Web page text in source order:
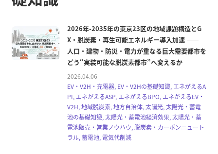
2026年-2035年の東京23区の地域課題構造とG
X・脱炭素・再生可能エネルギー導入加速 ――
人口・建物・防災・電力が重なる巨大需要都市を
どう“実装可能な脱炭素都市”へ変えるか
2026.04.06
EV・V2H・充電器, EV・V2Hの基礎知識, エネがえるA
PI, エネがえるASP, エネがえるBPO, エネがえるEV・
V2H, 地域脱炭素, 地方自治体, 太陽光, 太陽光・蓄電
池の基礎知識, 太陽光・蓄電池経済効果, 太陽光・蓄
電池販売・営業ノウハウ, 脱炭素・カーボンニュート
ラル, 蓄電池, 電気代削減